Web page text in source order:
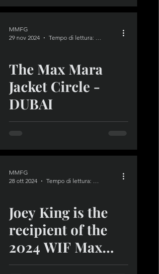
The Max Mara
Jacket Circle -
DUBAI
MMFG
29 nov 2024
Tempo di lettura: 1 min
Joey King is the
recipient of the
2024 WIF Max
Mara Face of the
MMFG
28 ott 2024
Tempo di lettura: 1 min